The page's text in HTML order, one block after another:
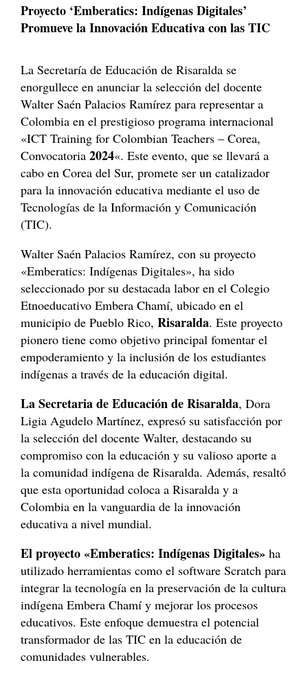
Proyecto ‘Emberatics: Indígenas Digitales’
Promueve la Innovación Educativa con las TIC
La Secretaría de Educación de Risaralda se
enorgullece en anunciar la selección del docente
Walter Saén Palacios Ramírez para representar a
Colombia en el prestigioso programa internacional
«ICT Training for Colombian Teachers – Corea,
Convocatoria2024«. Este evento, que se llevará a
cabo en Corea del Sur, promete ser un catalizador
para la innovación educativa mediante el uso de
Tecnologías de la Información y Comunicación
(TIC).
Walter Saén Palacios Ramírez, con su proyecto
«Emberatics: Indígenas Digitales», ha sido
seleccionado por su destacada labor en el Colegio
Etnoeducativo Embera Chamí, ubicado en el
municipio de Pueblo Rico,Risaralda. Este proyecto
pionero tiene como objetivo principal fomentar el
empoderamiento y la inclusión de los estudiantes
indígenas a través de la educación digital.
La Secretaria de Educación de Risaralda, Dora
Ligia Agudelo Martínez, expresó su satisfacción por
la selección del docente Walter, destacando su
compromiso con la educación y su valioso aporte a
la comunidad indígena de Risaralda. Además, resaltó
que esta oportunidad coloca a Risaralda y a
Colombia en la vanguardia de la innovación
educativa a nivel mundial.
El proyecto «Emberatics: Indígenas Digitales» ha
utilizado herramientas como el software Scratch para
integrar la tecnología en la preservación de la cultura
indígena Embera Chamí y mejorar los procesos
educativos. Este enfoque demuestra el potencial
transformador de las TIC en la educación de
comunidades vulnerables.